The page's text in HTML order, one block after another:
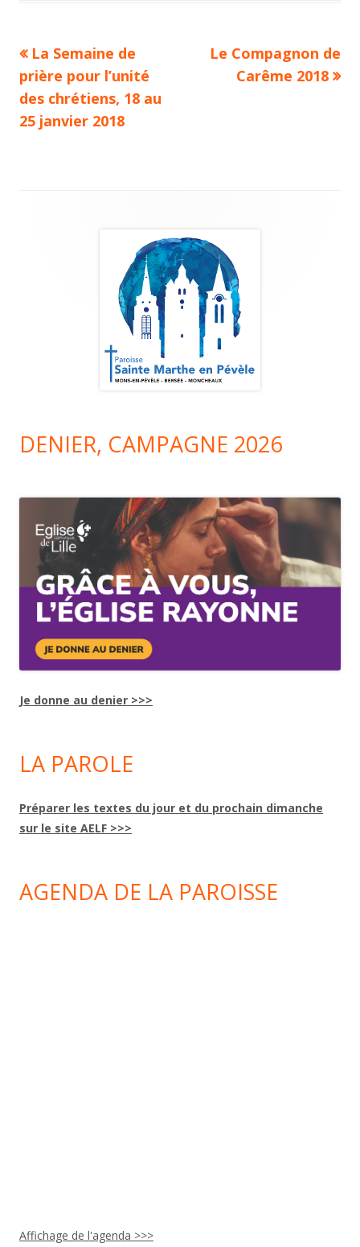
Navigation
de
l’article
Article
précédent :
La Semaine de
prière pour l’unité
des chrétiens, 18 au
25 janvier 2018
Article
suivant :
Le Compagnon de
Carême 2018
DENIER, CAMPAGNE 2026
Je donne au denier >>>
LA PAROLE
Préparer les textes du jour et du prochain dimanche
sur le site AELF >>>
AGENDA DE LA PAROISSE
Affichage de l'agenda >>>